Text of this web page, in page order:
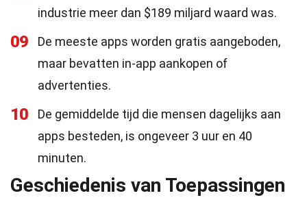
industrie meer dan $189 miljard waard was.
09
De meeste apps worden gratis aangeboden,
maar bevatten in-app aankopen of
advertenties.
10
De gemiddelde tijd die mensen dagelijks aan
apps besteden, is ongeveer 3 uur en 40
minuten.
Geschiedenis van Toepassingen